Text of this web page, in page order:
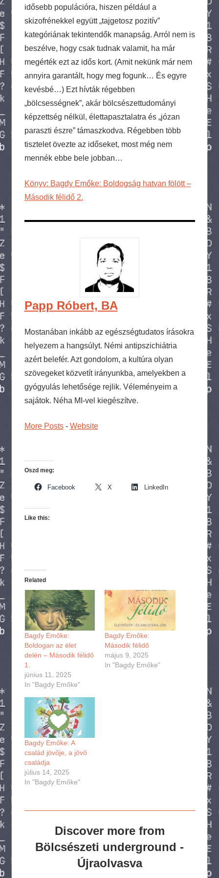
idősebb populációra, hiszen például a
skizofrénekkel együtt „tajgetosz pozitív”
kategóriának tekintendők manapság. Arról nem is
beszélve, hogy csak tudnak valamit, ha már
megérték ezt az idős kort. (Amit nekünk már nem
annyira garantált, hogy meg fogunk… És egyre
kevésbé…) Ezt hívták régebben
„bölcsességnek”, akár bölcsészettudományi
képzettség nélkül, élettapasztalatra és „józan
paraszti észre” támaszkodva. Régebben több
tisztelet övezte az időseket, most még nem
mennék ebbe bele jobban…
Könyv: Bagdy Emőke: Boldogság hatvan fölött –
Második félidő 2.
Papp Róbert, BA
Mostanában inkább az egészségtudatos írásokra
helyezem a hangsúlyt. Némi antipszichiátria
azért belefér. Azt gondolom, a kultúra olyan
szövegeket közvetít irányunkba, amelyekben a
gyógyulás lehetősége rejlik. Véleményeim a
sajátok. Néha MI-vel kiegészítve.
More Posts- Website
Oszd meg:
Facebook X LinkedIn
Like this:
Related
Bagdy Emőke:
Boldogan az élet
delén – Második félidő
1.
június 11, 2025
In "Bagdy Emőke"
Bagdy Emőke:
Második félidő
május 9, 2025
In "Bagdy Emőke"
Bagdy Emőke: A
család jövője, a jövő
családja
július 14, 2025
In "Bagdy Emőke"
Discover more from
Bölcsészeti underground -
Újraolvasva